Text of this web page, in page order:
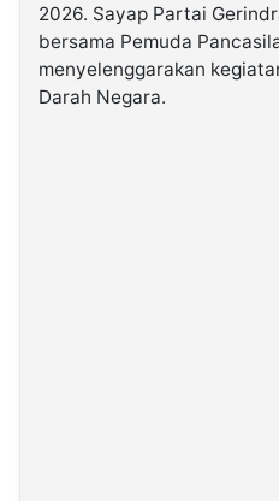
2026
Kabarbaru
2026. Sayap Partai
bersama Pemuda
menyelenggarakan
Darah Negara.